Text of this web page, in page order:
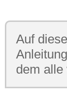
Auf
dem alle